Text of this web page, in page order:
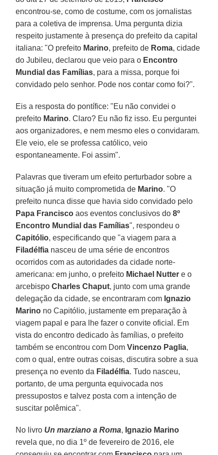
encontrou-se, como de costume, com os jornalistas
para a coletiva de imprensa. Uma pergunta dizia
respeito justamente à presença do prefeito da capital
italiana: "O prefeito Marino, prefeito de Roma, cidade
do Jubileu, declarou que veio para o Encontro
Mundial das Famílias, para a missa, porque foi
convidado pelo senhor. Pode nos contar como foi?".
Eis a resposta do pontífice: "Eu não convidei o
prefeito Marino. Claro? Eu não fiz isso. Eu perguntei
aos organizadores, e nem mesmo eles o convidaram.
Ele veio, ele se professa católico, veio
espontaneamente. Foi assim".
Palavras que tiveram um efeito perturbador sobre a
situação já muito comprometida de Marino. "O
prefeito nunca disse que havia sido convidado pelo
Papa Francisco aos eventos conclusivos do8º
Encontro Mundial das Famílias", respondeu o
Capitólio, especificando que "a viagem para a
Filadélfia nasceu de uma série de encontros
ocorridos com as autoridades da cidade norte-
americana: em junho, o prefeito Michael Nutter e o
arcebispoCharles Chaput, junto com uma grande
delegação da cidade, se encontraram com Ignazio
Marino no Capitólio, justamente em preparação à
viagem papal e para lhe fazer o convite oficial. Em
vista do encontro dedicado às famílias, o prefeito
também se encontrou com DomVincenzo Paglia,
com o qual, entre outras coisas, discutira sobre a sua
presença no evento da Filadélfia. Tudo nasceu,
portanto, de uma pergunta equivocada nos
pressupostos e talvez posta com a intenção de
suscitar polêmica".
No livro Un marziano a Roma, Ignazio Marino
revela que, no dia 1º de fevereiro de 2016, ele